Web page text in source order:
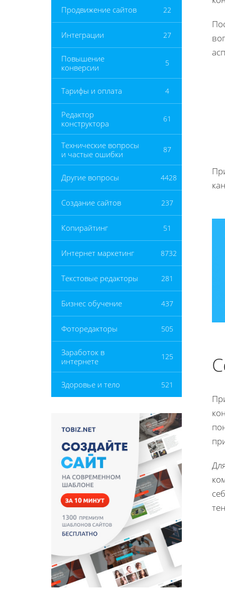
Продвижение сайтов 22
Интеграции 27
Повышение
конверсии
5
Тарифы и оплата 4
Редактор
конструктора
61
Технические вопросы
и частые ошибки
87
Другие вопросы 4428
Создание сайтов 237
Копирайтинг 51
Интернет маркетинг 8732
Текстовые редакторы 281
Бизнес обучение 437
Фоторедакторы 505
Заработок в
интернете
125
Здоровье и тело 521